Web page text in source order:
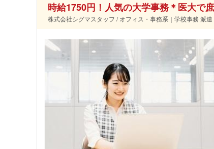
時給1750円！人気の大学事務＊医大で
株式会社シグマスタッフ / オフィス・事務系｜学校事務 派遣